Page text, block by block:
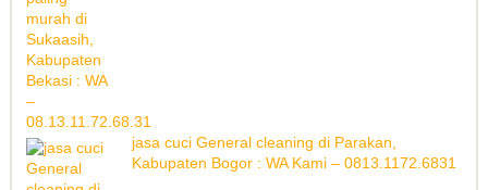
jasa cuci General cleaning di Parakan,
Kabupaten Bogor : WA Kami – 0813.1172.6831